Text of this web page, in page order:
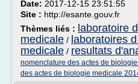
Date: 2017-12-15 23:51:55
Site : http://esante.gouv.fr
Thèmes liés : laboratoire
medicale / laboratoires
medicale / resultats
nomenclature des actes de
des actes de biologie medicale